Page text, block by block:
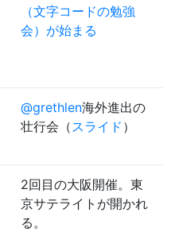
（文字コードの勉強
会）が始まる
@grethlen海外進出の
壮行会（ スライド ）
2回目の大阪開催。東
京サテライトが開かれ
る。